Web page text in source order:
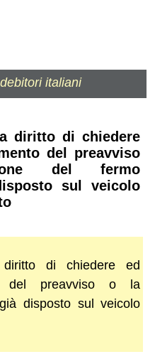
italiani
diritto di chiedere
del preavviso
del fermo
sul veicolo
di chiedere ed
del preavviso o la
disposto sul veicolo